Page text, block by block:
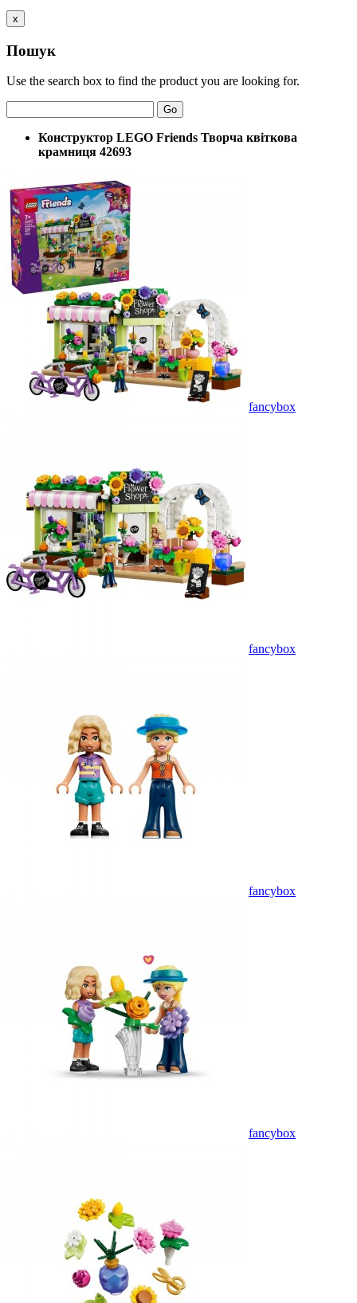
x
Пошук
Use the search box to find the product you are looking for.
Go
Конструктор LEGO Friends Творча квіткова
крамниця 42693
fancybox
fancybox
fancybox
fancybox